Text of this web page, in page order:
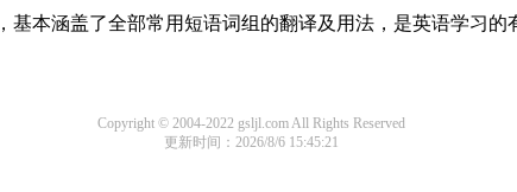
本涵盖了全部常用短语词组的翻译及用法，是英语学习的
Copyright © 2004-2022 gsljl.com All Rights Reserved
更新时间：2026/8/6 15:45:21